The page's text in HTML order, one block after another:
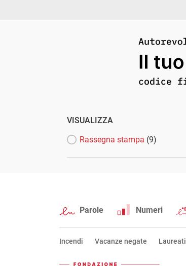
VISUALIZZA
Rassegna stampa (9)
Parole Numeri
Incendi Vacanze negate Laureati